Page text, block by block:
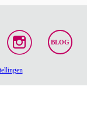
BLOG